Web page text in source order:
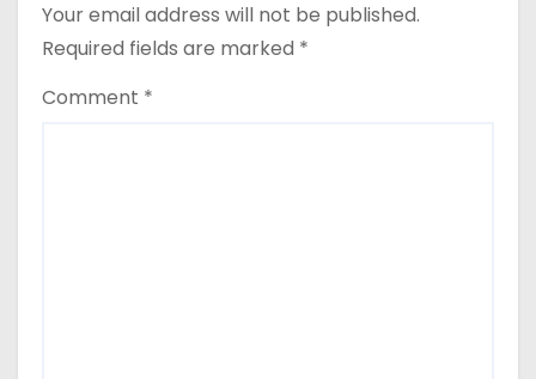
Your email address will not be published.
Required fields are marked *
Comment *